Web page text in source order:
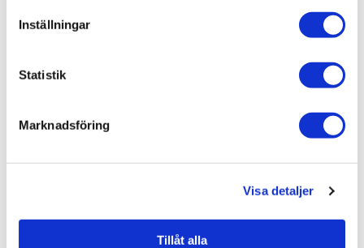
Inställningar
Statistik
Marknadsföring
Visa detaljer
Tillåt alla
Varumärken / Björbo Badrum / Badrumsmöbler /
Kom
Liknande produkter
INR Kommod Core XS Nema
8.990 kr